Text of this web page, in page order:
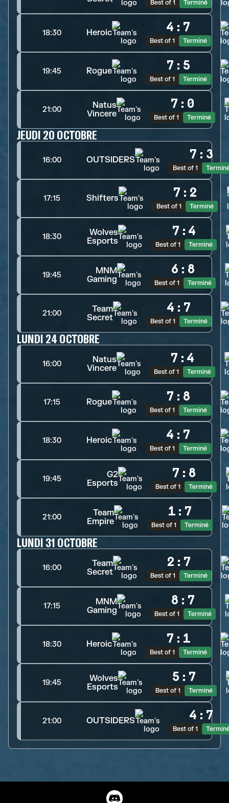
Best of 1 Terminé
18:30 Heroic 4 : 7
Best of 1 Terminé
19:45 Rogue 7 : 5
Best of 1 Terminé
21:00
Natus
Vincere
7 : 0
Best of 1 Terminé
JEUDI 20 OCTOBRE
16:00 OUTSIDERS 7 : 3
Best of 1
17:15 Shifters 7 : 2
Best of 1 Terminé
18:30
Wolves
Esports
7 : 4
Best of 1 Terminé
19:45
MNM
Gaming
6 : 8
Best of 1 Terminé
21:00
Team
Secret
4 : 7
Best of 1 Terminé
LUNDI 24 OCTOBRE
16:00
Natus
Vincere
7 : 4
Best of 1 Terminé
17:15 Rogue 7 : 8
Best of 1 Terminé
18:30 Heroic 4 : 7
Best of 1 Terminé
19:45
G2
Esports
7 : 8
Best of 1 Terminé
21:00
Team
Empire
1 : 7
Best of 1 Terminé
LUNDI 31 OCTOBRE
16:00
Team
Secret
2 : 7
Best of 1 Terminé
17:15
MNM
Gaming
8 : 7
Best of 1 Terminé
18:30 Heroic 7 : 1
Best of 1 Terminé
19:45
Wolves
Esports
5 : 7
Best of 1 Terminé
21:00 OUTSIDERS 4 : 7
Best of 1